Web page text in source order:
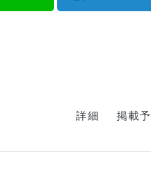
詳細 掲載